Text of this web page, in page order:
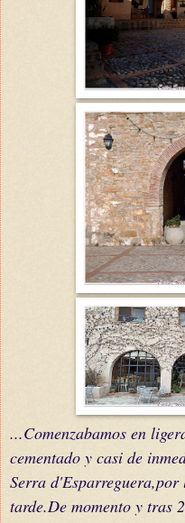
...Comenzabamos en
cementado y casi de
Serra
tarde.De momento y tras